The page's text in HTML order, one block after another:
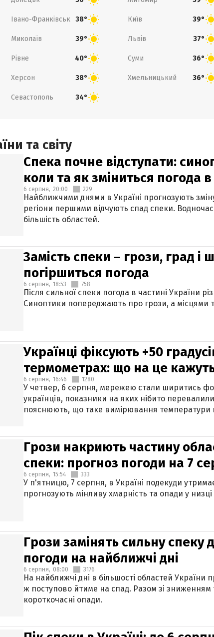
Івано-Франківськ 38° Київ 39°
Миколаїв 39° Львів 37°
Рівне 40° Суми 36°
Херсон 38° Хмельницький 36°
Севастополь 34°
та світу
Спека почне відступати:
коли та як зміниться погода в
6 серпня, 20:00 229
Найближчими днями в Україні прогнозують зміну
регіони першими відчують спад спеки.
більшість областей.
Замість спеки – грози, град і
погіршиться погода
6 серпня, 18:53 758
Після сильної спеки погода в частині України
Синоптики попереджають про грози, а місцями
Українці фіксують +50
термометрах: що на це
6 серпня, 16:46 1280
У четвер, 6 серпня, мережею стали ширитись
українців, показники на яких нібито
пояснюють, що таке вимірювання температури
Грози накриють частину
спеки: прогноз погоди на 7
6 серпня, 15:54 333
У п'ятницю, 7 серпня, в Україні подекуди
прогнозують мінливу хмарність та опади у низці
Грози замінять сильну спеку
погоди на найближчі дні
6 серпня, 08:00 3176
На найближчі дні в більшості областей України
ж поступово йтиме на спад. Разом зі зниженням
короткочасні опади.